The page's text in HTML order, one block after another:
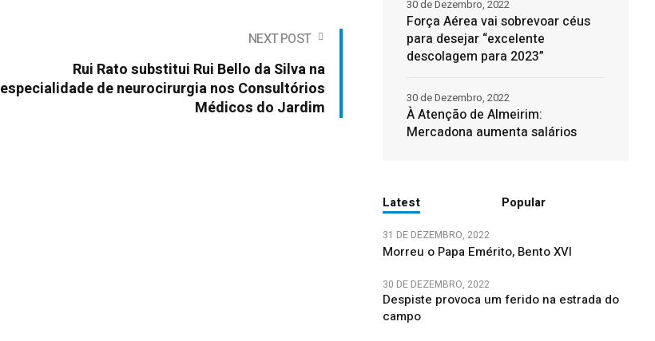
NEXT POST
Rui Rato substitui Rui Bello da Silva na
especialidade de neurocirurgia nos Consultórios
Médicos do Jardim
Força Aérea vai sobrevoar céus
para desejar “excelente
descolagem para 2023”
30 de Dezembro, 2022
À Atenção de Almeirim:
Mercadona aumenta salários
30 de Dezembro, 2022
Latest Popular
31 DE DEZEMBRO, 2022
Morreu o Papa Emérito, Bento XVI
30 DE DEZEMBRO, 2022
Despiste provoca um ferido na estrada do
campo